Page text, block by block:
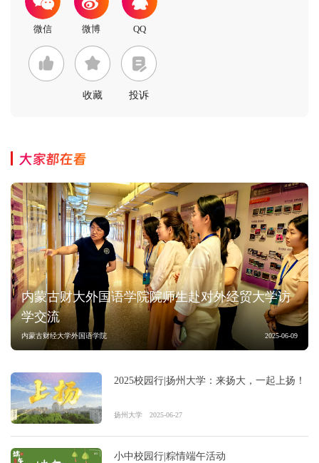
收藏 投诉
大家都在看
内蒙古财大外国语学院院师生赴对外经贸大学访
学交流
内蒙古财经大学外国语学院 2025-06-09
2025校园行|扬州大学：来扬大，一起上扬！
扬州大学 2025-06-27
小中校园行|粽情端午活动